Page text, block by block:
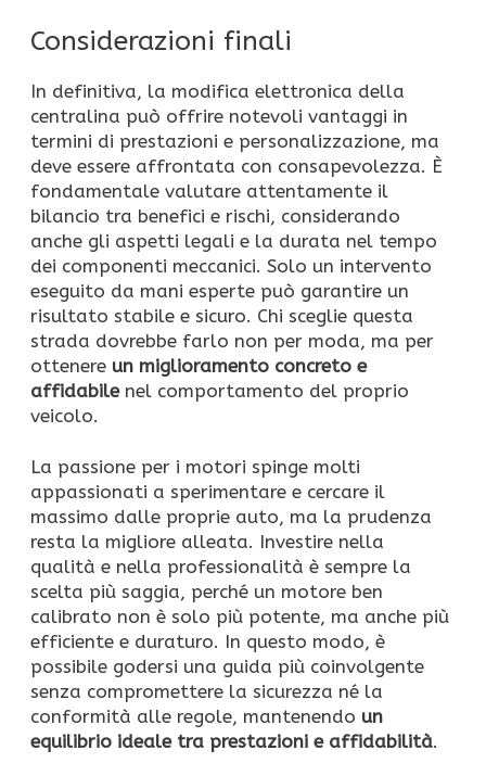
Considerazioni finali
In definitiva, la modifica elettronica della
centralina può offrire notevoli vantaggi in
termini di prestazioni e personalizzazione, ma
deve essere affrontata con consapevolezza. È
fondamentale valutare attentamente il
bilancio tra benefici e rischi, considerando
anche gli aspetti legali e la durata nel tempo
dei componenti meccanici. Solo un intervento
eseguito da mani esperte può garantire un
risultato stabile e sicuro. Chi sceglie questa
strada dovrebbe farlo non per moda, ma per
ottenere un miglioramento concreto e
affidabilenel comportamento del proprio
veicolo.
La passione per i motori spinge molti
appassionati a sperimentare e cercare il
massimo dalle proprie auto, ma la prudenza
resta la migliore alleata. Investire nella
qualità e nella professionalità è sempre la
scelta più saggia, perché un motore ben
calibrato non è solo più potente, ma anche più
efficiente e duraturo. In questo modo, è
possibile godersi una guida più coinvolgente
senza compromettere la sicurezza né la
conformità alle regole, mantenendo un
equilibrio ideale tra prestazioni e affidabilità.